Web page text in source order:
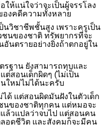
ห้แน่ใจว่าจะเป็นผู้จรรโลง
องคดีความทั้งหลาย
นวิชาชีพชั้นสูง เพราะครูเป็น
ชนของชาติ ทรัพยากรที่จะ
นตรายอย่างยิ่งถ้าตกอยู่ใน
รฐาน ยังสามารถทุบและ
ต่สอนเด็กผิดๆ (ไม่เป็น
ใหม่ไม่ได้นะครับ
ด้ แต่สอนผิดมันฝังในตัวเด็ก
นของชาติทุกคน แต่หมอจะ
ล้วแปลว่าจบไป แต่สอนคน
อดชีวิต และสังคมก็จะมีคน